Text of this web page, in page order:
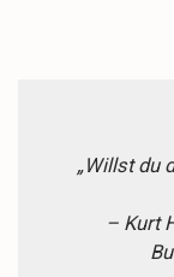
„Willst du
– Kurt